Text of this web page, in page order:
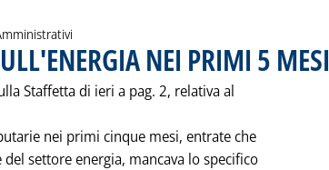
NEI PRIMI 5 MESI
Staffetta di ieri a pag. 2, relativa al
nei primi cinque mesi, entrate che
settore energia, mancava lo specifico